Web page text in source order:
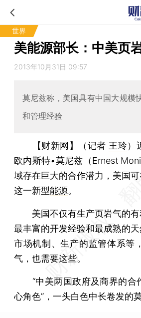
世界
美能源部长：中美页
2013年10月31日 09:57
莫尼兹称，美国具有中国大规模
和管理经验
【财新网】（记者 王玲）
欧内斯特•莫尼兹（Ernest
域存在巨大的合作潜力，美国
这一新型能源。
美国不仅有生产页岩气的有
最丰富的开发经验和最成熟的
市场机制、生产的监管体系等
气，也需要这些。
“中美两国政府及商界的合
心角色”，一头白色中长卷发的